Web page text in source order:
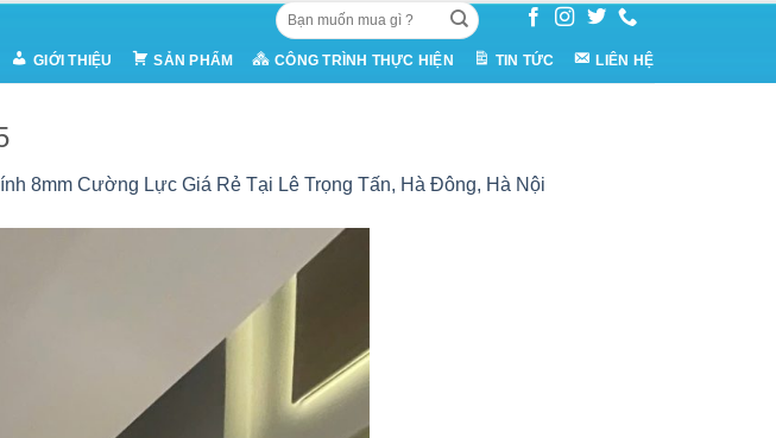
Tìm
kiếm:
GIỚI THIỆU SẢN PHẨM CÔNG TRÌNH THỰC HIỆN TIN TỨC LIÊN HỆ
8mm Cường Lực Giá Rẻ Tại Lê Trọng Tấn, Hà Đông, Hà Nội